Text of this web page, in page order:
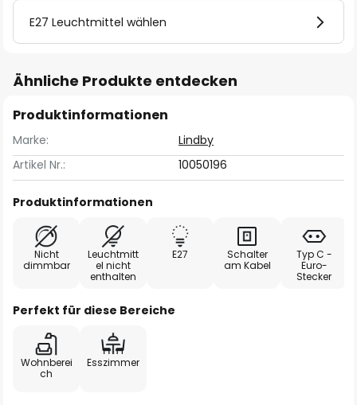
E27 Leuchtmittel wählen
Ähnliche Produkte entdecken
Produktinformationen
Marke:
Lindby
Artikel Nr.:
10050196
Produktinformationen
Nicht
dimmbar
Leuchtmitt
el nicht
enthalten
E27
Schalter
am Kabel
Typ C -
Euro-
Stecker
Perfekt für diese Bereiche
Wohnberei
ch
Esszimmer